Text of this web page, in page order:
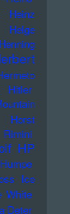
Heinz
Helge
Hitler
Horst
HP
Ice
White
Deter